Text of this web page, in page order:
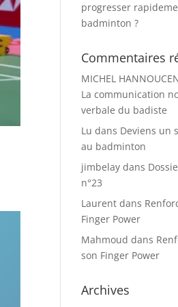
progresser
badminton ?
Commentaires
MICHEL
La communication
verbale du badiste
Lu dans Deviens un
au badminton
jimbelay dans
n°23
Laurent dans
Finger Power
Mahmoud dans
son Finger Power
Archives